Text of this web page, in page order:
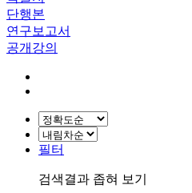
단행본
연구보고서
공개강의
필터
검색결과 좁혀 보기